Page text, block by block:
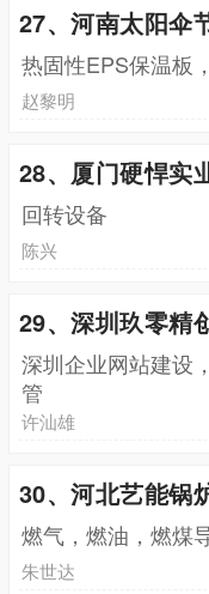
27、河南太阳伞
热固性EPS保温板
赵黎明
28、厦门硬悍实
回转设备
陈兴
29、深圳玖零精
深圳企业网站建设
管
许汕雄
30、河北艺能锅
燃气，燃油，燃煤
朱世达